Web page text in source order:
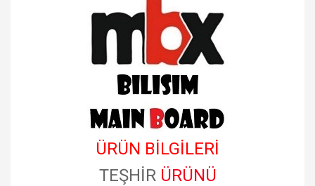
ÜRÜN BİLGİLERİ
TEŞHİR ÜRÜNÜ